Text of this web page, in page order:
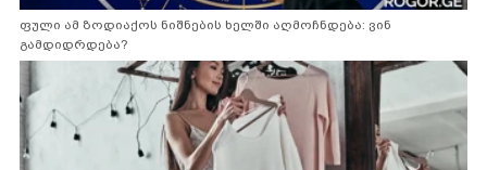
ფული ამ ზოდიაქოს ნიშნების ხელში აღმოჩნდება: ვინ
გამდიდრდება?